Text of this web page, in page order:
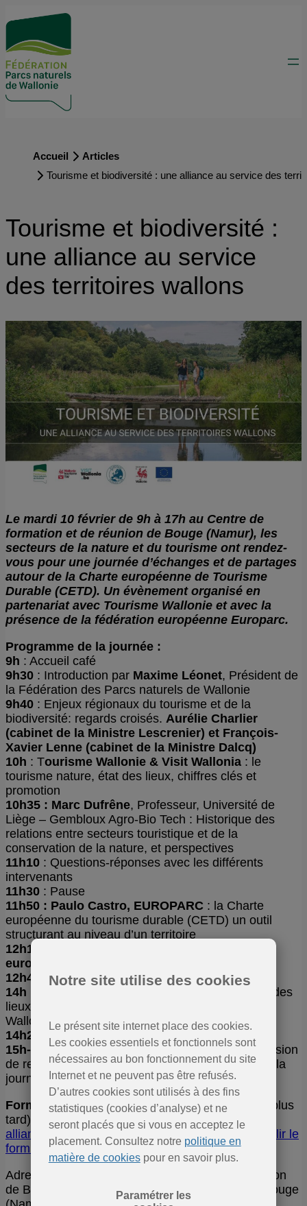
Accueil
Articles
Tourisme et biodiversité : une alliance au service des
Tourisme et biodiversité :
une alliance au service
des territoires wallons
Le mardi 10 février de 9h à 17h au Centre de
formation et de réunion de Bouge (Namur), les
secteurs de la nature et du tourisme ont rendez-
vous pour une journée d’échanges et de partages
autour de la Charte européenne de Tourisme
Durable (CETD). Un évènement organisé en
partenariat avec Tourisme Wallonie et avec la
présence de la fédération européenne Europarc.
Programme de la journée :
9h : Accueil café
9h30 : Introduction par Maxime Léonet, Président de
la Fédération des Parcs naturels de Wallonie
9h40 : Enjeux régionaux du tourisme et de la
biodiversité: regards croisés. Aurélie Charlier
(cabinet de la Ministre Lescrenier) et François-
Xavier Lenne (cabinet de la Ministre Dalcq)
10h : Tourisme Wallonie & Visit Wallonia : le
tourisme nature, état des lieux, chiffres clés et
promotion
10h35 : Marc Dufrêne, Professeur, Université de
Liège – Gembloux Agro-Bio Tech : Historique des
relations entre secteurs touristique et de la
conservation de la nature, et perspectives
11h10 : Questions-réponses avec les différents
intervenants
11h30 : Pause
11h50 : Paulo Castro, EUROPARC : la Charte
européenne du tourisme durable (CETD) un outil
structurant au niveau d’un territoire
12h15 : Témoignages de Parcs naturels
européens
12h45
: Lunch
14h : Parcs naturels & tourisme durable
: état des
lieux et lancement de la dynamique CETD en
Wallonie
14h20 : Synthèse et perspectives
15h-17h : « Marché des bonnes idées » : l’occasion
de rencontrer et échanger avec les participants à la
journée
Formulaire d’inscription (pour le 1er février au plus
tard) :
Inscription : Tourisme et Biodiversité : une
alliance au service des territoires wallons – Remplir le
formulaire
Adresse du jour : Centre de formation et de réunion
de Bouge – 510, Chaussée de Louvain – 5004 Bouge
Notre site utilise des cookies
Le présent site internet place des cookies.
Les cookies essentiels et fonctionnels sont
nécessaires au bon fonctionnement du site
Internet et ne peuvent pas être refusés.
D’autres cookies sont utilisés à des fins
statistiques (cookies d’analyse) et ne
seront placés que si vous en acceptez le
placement. Consultez notre politique en
matière de cookiespour en savoir plus.
Paramétrer les